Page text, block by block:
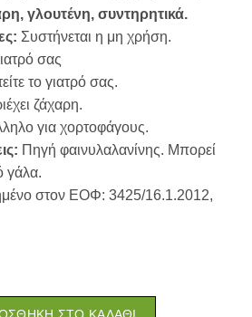
γλουτένη, συντηρητικά.
Συστήνεται η μη χρήση.
σας
το γιατρό σας.
ζάχαρη.
για χορτοφάγους.
Πηγή φαινυλαλανίνης. Μπορεί
γάλα.
στον ΕΟΦ: 3425/16.1.2012,
ΣΤΟ ΚΑΛΆΘΙ